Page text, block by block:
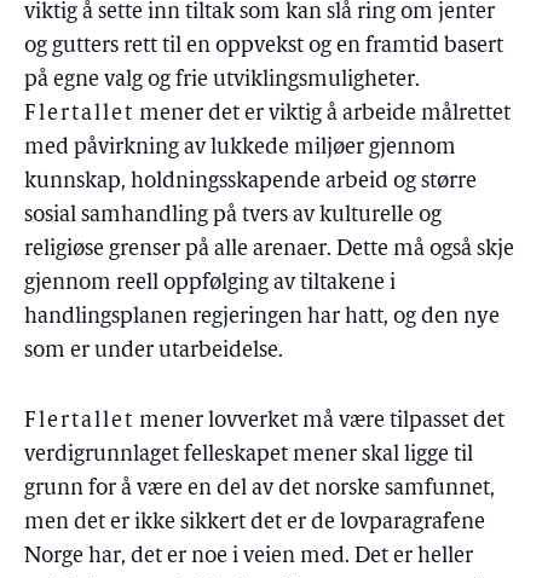
viktig å sette inn tiltak som kan slå ring om jenter
og gutters rett til en oppvekst og en framtid basert
på egne valg og frie utviklingsmuligheter.
Flertallet mener det er viktig å arbeide målrettet
med påvirkning av lukkede miljøer gjennom
kunnskap, holdningsskapende arbeid og større
sosial samhandling på tvers av kulturelle og
religiøse grenser på alle arenaer. Dette må også skje
gjennom reell oppfølging av tiltakene i
handlingsplanen regjeringen har hatt, og den nye
som er under utarbeidelse.
Flertallet mener lovverket må være tilpasset det
verdigrunnlaget felleskapet mener skal ligge til
grunn for å være en del av det norske samfunnet,
men det er ikke sikkert det er de lovparagrafene
Norge har, det er noe i veien med. Det er heller